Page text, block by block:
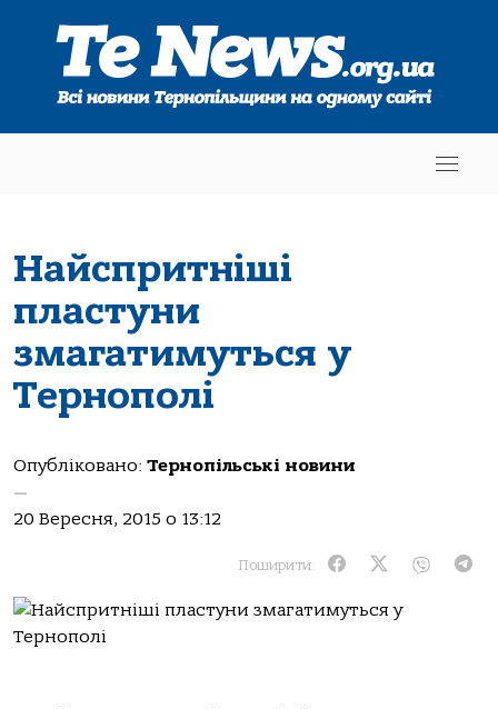
Найспритніші
пластуни
змагатимуться у
Тернополі
Опубліковано: Тернопільські новини
—
20 Вересня, 2015 о 13:12
Поширити: